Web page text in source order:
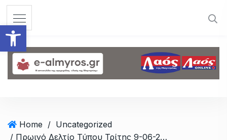
Ανοίξτε τη γραμμή
Home / Uncategorized
/ Πρωινό Δελτίο Τύπου Τρίτης 9-06-2026 – Link-κλικ στους τίτλους της επικαιρότητας